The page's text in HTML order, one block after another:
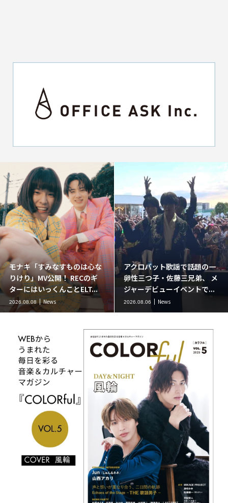
題の一
弟、 メ
トで...
川野夏美、新曲「カクテル」
リリース記念イベント開催！
デビュー27年分の全カタロ...
2026.08.06
二見颯一の人気ラジ
『やまステ』に葉月
ゲスト出演。新曲「
2026.08.06